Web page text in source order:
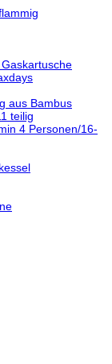
aus Bambus
teilig
4 Personen/16-